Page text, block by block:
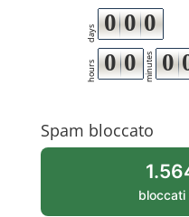
days 0 0 0
hours 0 0 minutes 0
Spam bloccato